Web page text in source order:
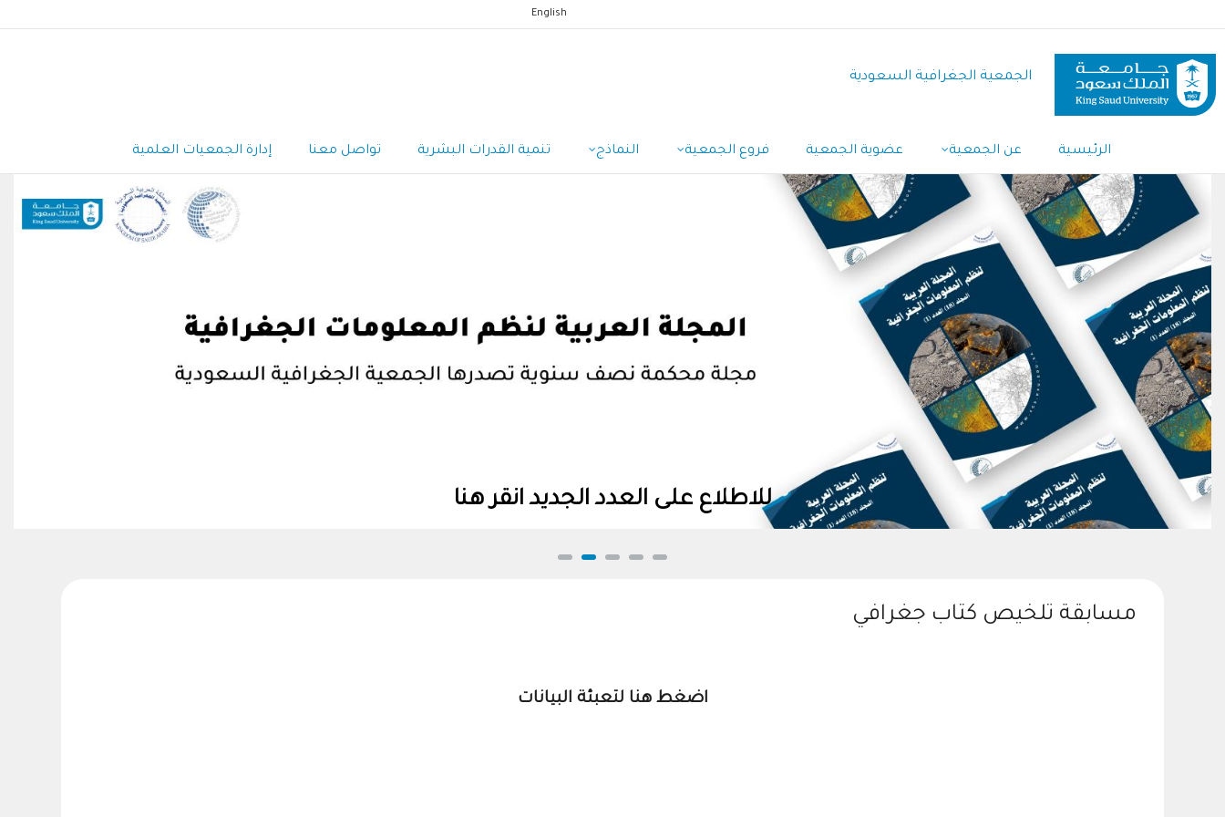
المحتوى
الرئيسي
English
الجمعية الجغرافية السعودية
الرئيسية عن الجمعية عضوية الجمعية فروع الجمعية النماذج تنمية القدرات البشرية تواصل معنا إدارة الجمعيات العلمية
للاطلاع على العدد الجديد انقر هنا
مسابقة تلخيص كتاب جغرافي
اضغط هنا لتعبئة البيانات